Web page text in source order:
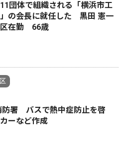
団体で組織される「横浜市工
の会長に就任した 黒田 憲一
在勤 66歳
防署 バスで熱中症防止を啓
ーなど作成